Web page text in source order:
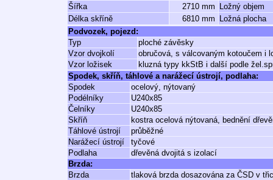
Šířka
2710 mm
Ložný objem
Délka skříně
6810 mm
Ložná plocha
Podvozek, pojezd:
Typ
ploché závěsky
Vzor dvojkolí
obručová, s válcovaným kotoučem i
Vzor ložisek
kluzná typy kkStB i další podle
Spodek, skříň, táhlové a narážecí ústrojí, podlaha:
Spodek
ocelový, nýtovaný
Podélníky
U240x85
Čelníky
U240x85
Skříň
kostra ocelová nýtovaná, bednění
Táhlové ústrojí
průběžné
Narážecí ústrojí
tyčové
Podlaha
dřevěná dvojitá s izolací
Brzda:
Brzda
tlaková brzda dosazována za ČSD v